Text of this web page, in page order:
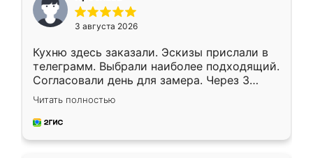
3 августа 2026
Кухню здесь заказали. Эскизы прислали в
телеграмм. Выбрали наиболее подходящий.
Согласовали день для замера. Через 3
недели кухня была уже готова. Остались
довольны работой. Спасибо Ренессанс
мебель за качественную работу!
Читать полностью